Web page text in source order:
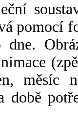
pomocí
měsíc
době